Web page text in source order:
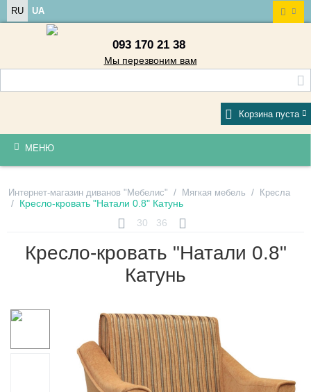
RU UA
093 170 21 38
Мы перезвоним вам
Корзина пуста
МЕНЮ
Интернет-магазин диванов "Мебелис" / Мягкая мебель / Кресла
/ Кресло-кровать "Натали 0.8" Катунь
30
36
Кресло-кровать "Натали 0.8"
Катунь